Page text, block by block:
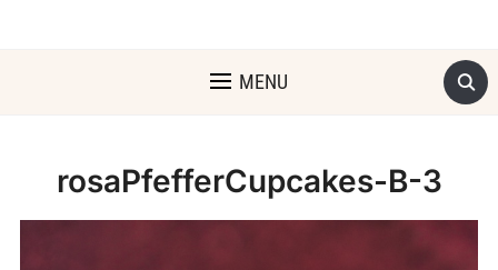
MENU
rosaPfefferCupcakes-B-3